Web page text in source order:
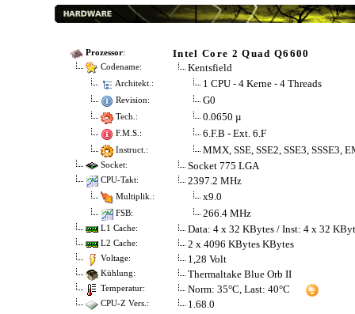
Prozessor: Intel Core 2 Quad Q6600
Codename: Kentsfield
Architekt.: 1 CPU - 4 Kerne - 4 Threads
Revision: G0
Tech.: 0.0650 µ
F.M.S.: 6.F.B - Ext. 6.F
Instruct.: MMX, SSE, SSE2, SSE3, SSSE3,
Socket: Socket 775 LGA
CPU-Takt: 2397.2 MHz
Multiplik.: x9.0
FSB: 266.4 MHz
L1 Cache: Data: 4 x 32 KBytes / Inst: 4 x 32
L2 Cache: 2 x 4096 KBytes KBytes
Voltage: 1,28 Volt
Kühlung: Thermaltake Blue Orb II
Temperatur: Norm: 35°C, Last: 40°C
CPU-Z Vers.: 1.68.0